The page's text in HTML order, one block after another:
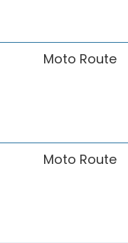
Moto Route
Moto Route